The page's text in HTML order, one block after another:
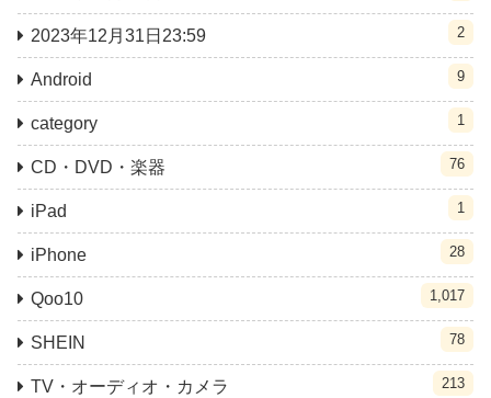
2023年12月31日23:59 2
Android 9
category 1
CD・DVD・楽器 76
iPad 1
iPhone 28
Qoo10 1,017
SHEIN 78
TV・オーディオ・カメラ 213